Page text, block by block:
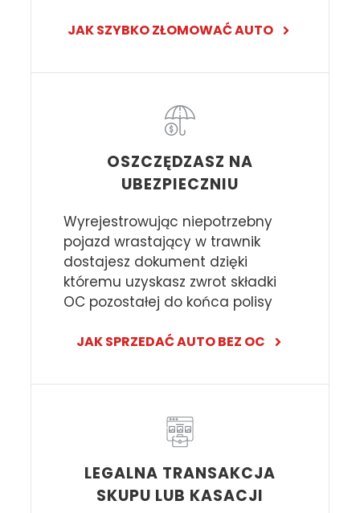
JAK SZYBKO ZŁOMOWAĆ AUTO
OSZCZĘDZASZ NA
UBEZPIECZNIU
Wyrejestrowując niepotrzebny
pojazd wrastający w trawnik
dostajesz dokument dzięki
któremu uzyskasz zwrot składki
OC pozostałej do końca polisy
JAK SPRZEDAĆ AUTO BEZ OC
LEGALNA TRANSAKCJA
SKUPU LUB KASACJI